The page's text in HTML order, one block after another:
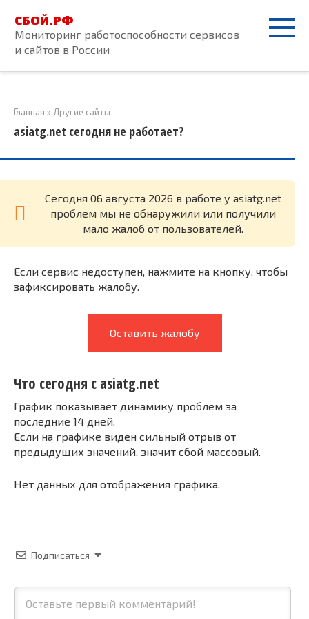
контенту
СБОЙ.РФ
Мониторинг работоспособности сервисов
и сайтов в России
Главная » Другие сайты
asiatg.net сегодня не работает?
Cегодня 06 августа 2026 в работе у asiatg.net
проблем мы не обнаружили или получили
мало жалоб от пользователей.
Если сервис недоступен, нажмите на кнопку, чтобы
зафиксировать жалобу.
Оставить жалобу
Что сегодня с asiatg.net
График показывает динамику проблем за
последние 14 дней.
Если на графике виден сильный отрыв от
предыдущих значений, значит сбой массовый.
Нет данных для отображения графика.
Подписаться